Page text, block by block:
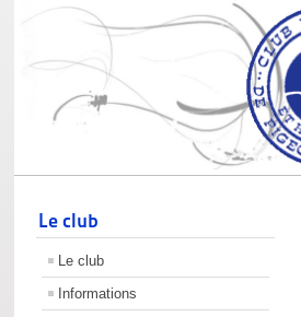
Le club
Le club
Informations